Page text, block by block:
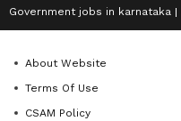
Government jobs in karnataka
About Website
Terms Of Use
CSAM Policy